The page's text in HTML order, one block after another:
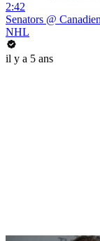
2:42
Senators @
NHL
il y a 5 ans